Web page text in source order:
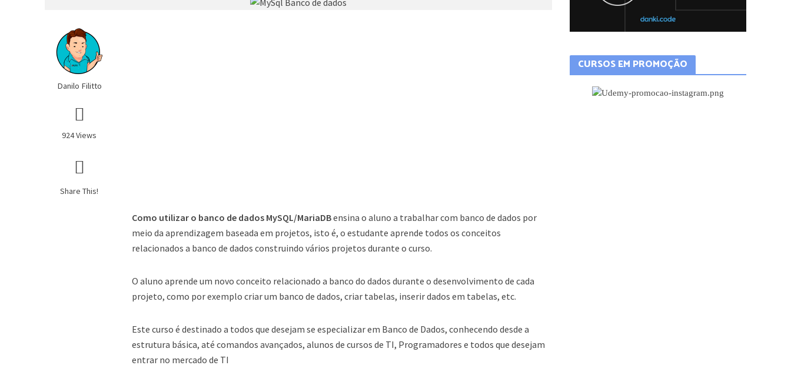
Danilo Filitto
924 Views
Share This!
Como utilizar o banco de dados MySQL/MariaDBensina o aluno a trabalhar com banco de dados por
meio da aprendizagem baseada em projetos, isto é, o estudante aprende todos os conceitos
relacionados a banco de dados construindo vários projetos durante o curso.
O aluno aprende um novo conceito relacionado a banco do dados durante o desenvolvimento de cada
projeto, como por exemplo criar um banco de dados, criar tabelas, inserir dados em tabelas, etc.
Este curso é destinado a todos que desejam se especializar em Banco de Dados, conhecendo desde a
estrutura básica, até comandos avançados, alunos de cursos de TI, Programadores e todos que desejam
entrar no mercado de TI
CURSOS EM PROMOÇÃO